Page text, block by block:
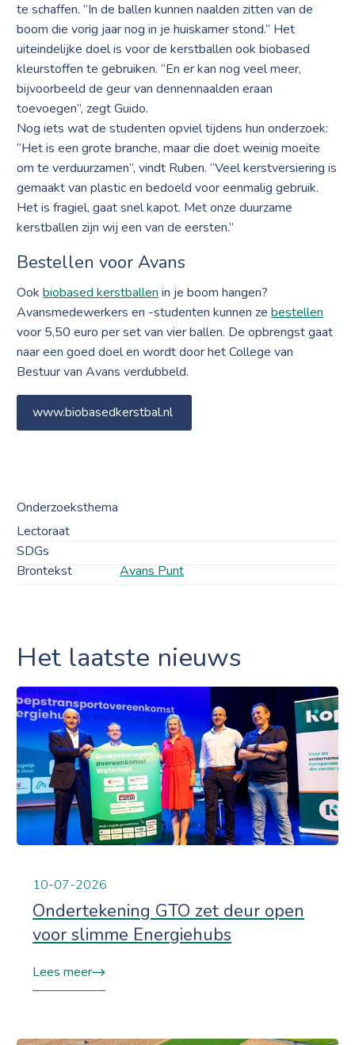
te schaffen. “In de ballen kunnen naalden zitten van de
boom die vorig jaar nog in je huiskamer stond.” Het
uiteindelijke doel is voor de kerstballen ook biobased
kleurstoffen te gebruiken. “En er kan nog veel meer,
bijvoorbeeld de geur van dennennaalden eraan
toevoegen”, zegt Guido.
Nog iets wat de studenten opviel tijdens hun onderzoek:
“Het is een grote branche, maar die doet weinig moeite
om te verduurzamen”, vindt Ruben. “Veel kerstversiering is
gemaakt van plastic en bedoeld voor eenmalig gebruik.
Het is fragiel, gaat snel kapot. Met onze duurzame
kerstballen zijn wij een van de eersten.”
Bestellen voor Avans
Ookbiobased kerstballen in je boom hangen?
Avansmedewerkers en -studenten kunnen zebestellen
voor 5,50 euro per set van vier ballen. De opbrengst gaat
naar een goed doel en wordt door het College van
Bestuur van Avans verdubbeld.
www.biobasedkerstbal.nl
Onderzoeksthema
Lectoraat
SDGs
Brontekst
Avans Punt
Het laatste nieuws
10-07-2026
Ondertekening GTO zet deur open
voor slimme Energiehubs
Lees meer